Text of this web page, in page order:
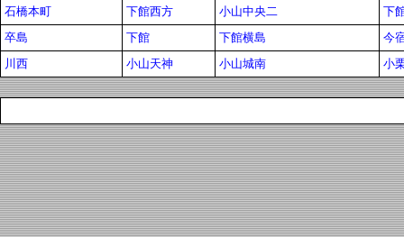
石橋本町
下館西方 小山中央二
下
卒島
下館 下館横島
今
川西
小山天神 小山城南 小